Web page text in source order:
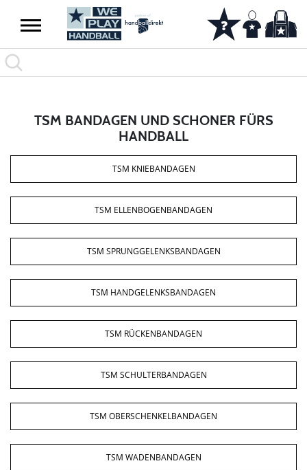
TSM BANDAGEN UND SCHONER FÜRS
HANDBALL
TSM KNIEBANDAGEN
TSM ELLENBOGENBANDAGEN
TSM SPRUNGGELENKSBANDAGEN
TSM HANDGELENKSBANDAGEN
TSM RÜCKENBANDAGEN
TSM SCHULTERBANDAGEN
TSM OBERSCHENKELBANDAGEN
TSM WADENBANDAGEN